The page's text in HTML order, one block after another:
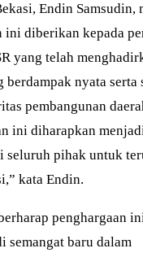
Endin Samsudin,
ini diberikan kepada
yang telah
nyata serta
pembangunan
ini diharapkan
seluruh pihak untuk
kata Endin.
penghargaan
semangat baru dalam